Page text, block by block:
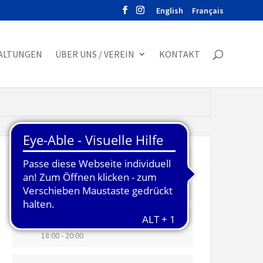
English Français
ÜBER UNS / VEREIN KONTAKT
DATUM
18. April 2023
Vorbei!
18:00 - 20:00